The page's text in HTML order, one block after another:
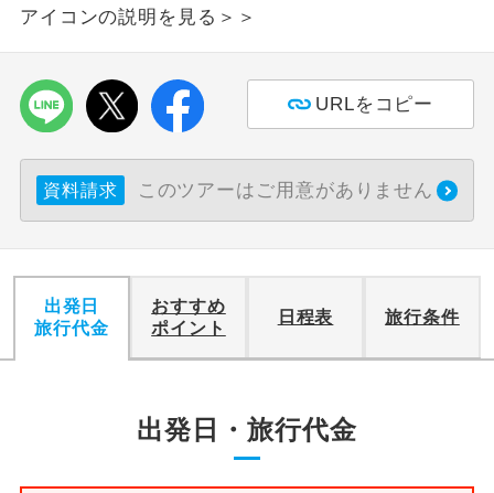
アイコンの説明を見る＞＞
URLをコピー
資料請求 このツアーはご用意がありません
出発日
旅行代金
おすすめ
ポイント
日程表 旅行条件
出発日・旅行代金